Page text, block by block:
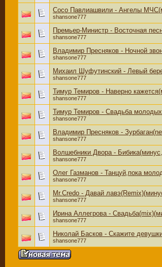
Сосо Павлиашвили - Ангелы
shansone777
Премьер-Министр - Восточная
shansone777
Владимир Пресняков - Ночной
shansone777
Михаил Шуфутинский - Левый
shansone777
Тимур Темиров - Наверно
shansone777
Тимур Темиров - Свадьба
shansone777
Владимир Пресняков -
shansone777
Волшебники Двора -
shansone777
Олег Газманов - Танцуй,пока
shansone777
Mr.Credo - Давай
shansone777
Ирина Аллегрова -
shansone777
Николай Басков - Скажите
shansone777